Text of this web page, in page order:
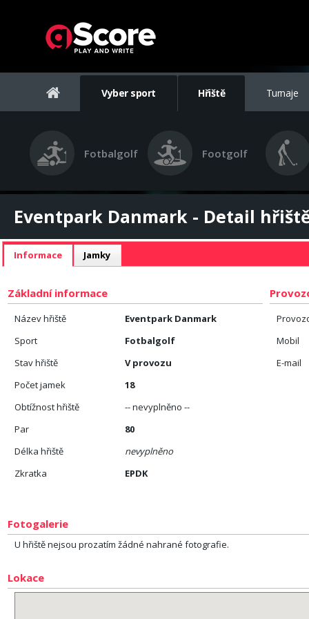
Vyber sport Hřiště Turnaje
Fotbalgolf Footgolf
Eventpark Danmark - Detail
Informace Jamky
Základní informace
Název hřiště
Eventpark Danmark
Sport
Fotbalgolf
Stav hřiště
V provozu
Počet jamek
18
Obtížnost hřiště
-- nevyplněno --
Par
80
Délka hřiště
nevyplněno
Zkratka
EPDK
Mobil
E-mail
Fotogalerie
U hřiště nejsou prozatím žádné nahrané fotografie.
Lokace